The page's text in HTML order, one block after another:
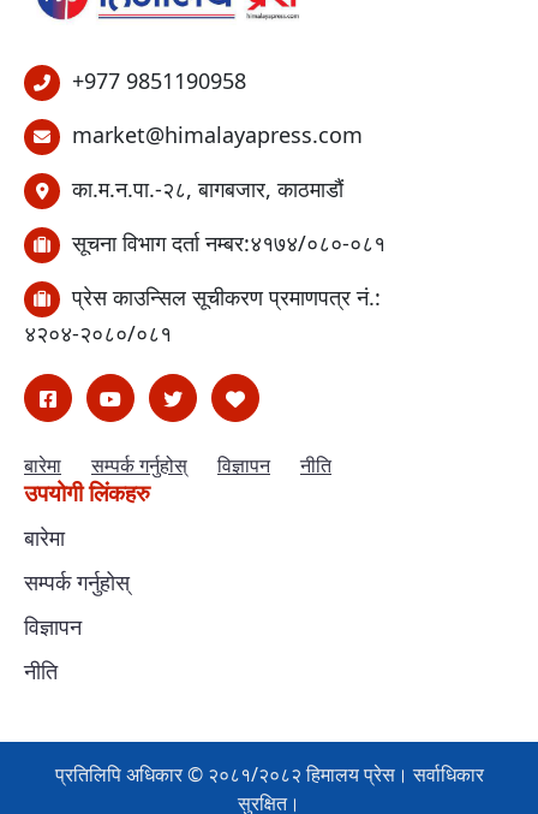
+977 9851190958
market@himalayapress.com
का.म.न.पा.-२८, बागबजार, काठमाडौं
सूचना विभाग दर्ता नम्बर:४१७४/०८०-०८१
प्रेस काउन्सिल सूचीकरण प्रमाणपत्र नं.:
४२०४-२०८०/०८१
बारेमा सम्पर्क गर्नुहोस् विज्ञापन नीति
उपयोगी लिंकहरु
बारेमा
सम्पर्क गर्नुहोस्
विज्ञापन
नीति
प्रतिलिपि अधिकार © २०८१/२०८२ हिमालय प्रेस। सर्वाधिकार
सुरक्षित।